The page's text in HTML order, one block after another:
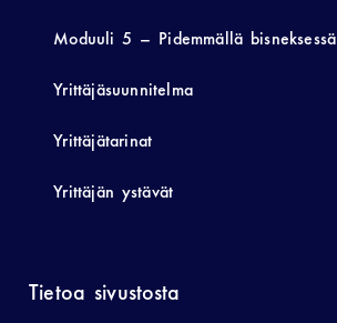
Moduuli 5 – Pidemmällä bisneksessä
Yrittäjäsuunnitelma
Yrittäjätarinat
Yrittäjän ystävät
Tietoa sivustosta